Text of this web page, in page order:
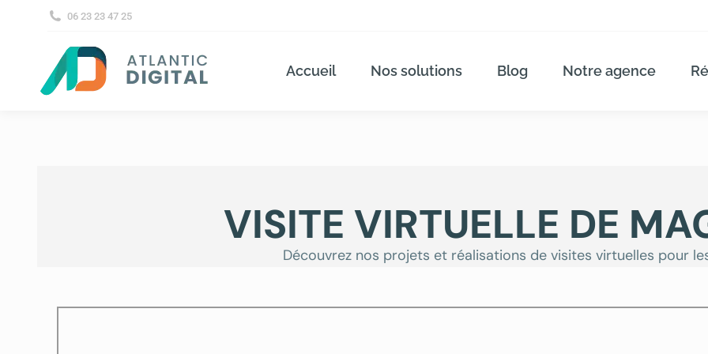
06 23 23 47 25
Accueil Nos solutions Blog Notre agence
VISITE VIRTUELLE DE
Découvrez nos projets et réalisations de visites virtuelles pour